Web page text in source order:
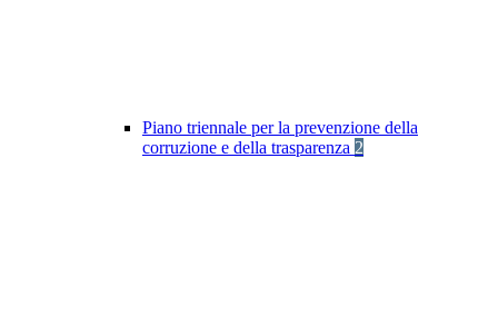
Piano triennale per la prevenzione della
corruzione e della trasparenza 2